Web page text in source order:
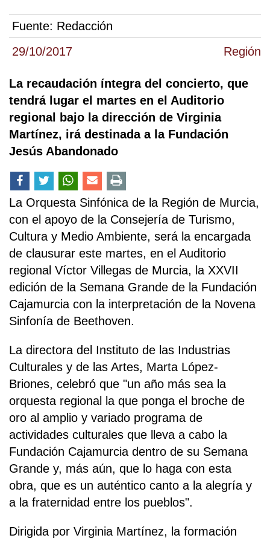
29/10/2017 Región
Fuente: Redacción
La recaudación íntegra del concierto, que
tendrá lugar el martes en el Auditorio
regional bajo la dirección de Virginia
Martínez, irá destinada a la Fundación
Jesús Abandonado
La Orquesta Sinfónica de la Región de Murcia,
con el apoyo de la Consejería de Turismo,
Cultura y Medio Ambiente, será la encargada
de clausurar este martes, en el Auditorio
regional Víctor Villegas de Murcia, la XXVII
edición de la Semana Grande de la Fundación
Cajamurcia con la interpretación de la Novena
Sinfonía de Beethoven.
La directora del Instituto de las Industrias
Culturales y de las Artes, Marta López-
Briones, celebró que "un año más sea la
orquesta regional la que ponga el broche de
oro al amplio y variado programa de
actividades culturales que lleva a cabo la
Fundación Cajamurcia dentro de su Semana
Grande y, más aún, que lo haga con esta
obra, que es un auténtico canto a la alegría y
a la fraternidad entre los pueblos".
Dirigida por Virginia Martínez, la formación